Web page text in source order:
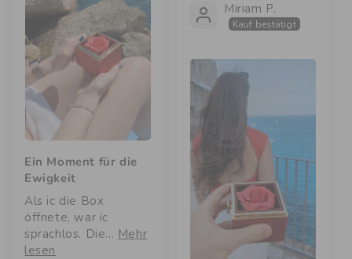
Ein Moment für die
Ewigkeit
Als ic die Box
öffnete, war ic
sprachlos. Die... Mehr
lesen
Miriam P.
Kauf bestätigt